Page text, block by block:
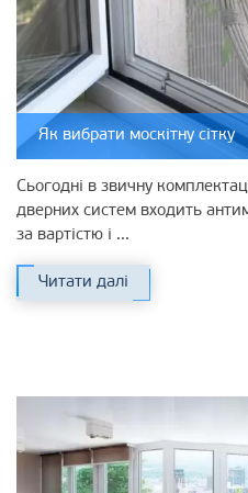
Як вибрати москітну сітку
Сьогодні в звичну
дверних систем входить
за вартістю і ...
Читати далі